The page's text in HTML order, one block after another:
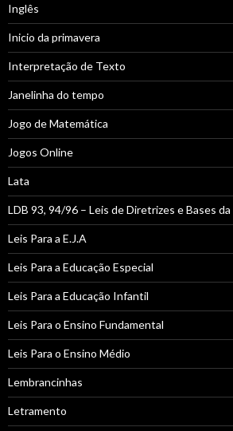
Inglês
Inicio da primavera
Interpretação de Texto
Janelinha do tempo
Jogo de Matemática
Jogos Online
Lata
LDB 93, 94/96 – Leis de Diretrizes e Bases
Leis Para a E.J.A
Leis Para a Educação Especial
Leis Para a Educação Infantil
Leis Para o Ensino Fundamental
Leis Para o Ensino Médio
Lembrancinhas
Letramento